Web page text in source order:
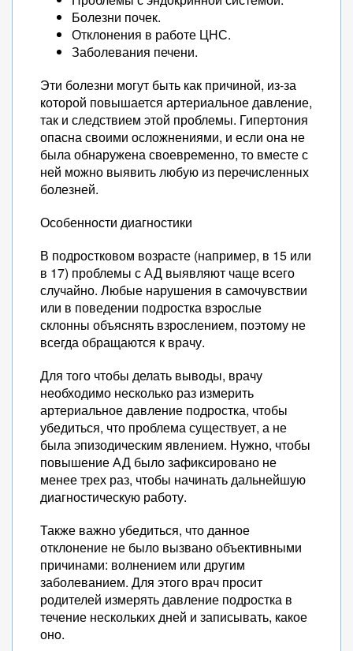
Болезни почек.
Отклонения в работе ЦНС.
Заболевания печени.
Эти болезни могут быть как причиной, из-за
которой повышается артериальное давление,
так и следствием этой проблемы. Гипертония
опасна своими осложнениями, и если она не
была обнаружена своевременно, то вместе с
ней можно выявить любую из перечисленных
болезней.
Особенности диагностики
В подростковом возрасте (например, в 15 или
в 17) проблемы с АД выявляют чаще всего
случайно. Любые нарушения в самочувствии
или в поведении подростка взрослые
склонны объяснять взрослением, поэтому не
всегда обращаются к врачу.
Для того чтобы делать выводы, врачу
необходимо несколько раз измерить
артериальное давление подростка, чтобы
убедиться, что проблема существует, а не
была эпизодическим явлением. Нужно, чтобы
повышение АД было зафиксировано не
менее трех раз, чтобы начинать дальнейшую
диагностическую работу.
Также важно убедиться, что данное
отклонение не было вызвано объективными
причинами: волнением или другим
заболеванием. Для этого врач просит
родителей измерять давление подростка в
течение нескольких дней и записывать, какое
оно.